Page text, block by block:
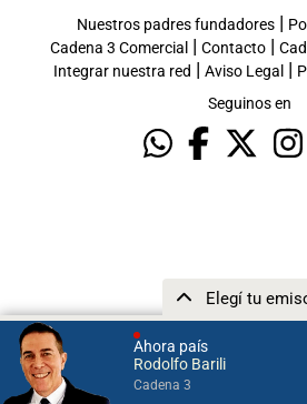
Ahora país
Rodolfo Barili
Cadena 3
Elegí tu
Nuestros padres fundadores|
Cadena 3 Comercial | Contacto|
Integrar nuestra red | Aviso Legal |
Seguinos en